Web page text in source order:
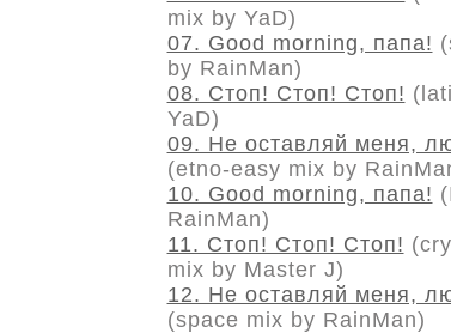
mix by YaD)
07. Good morning, папа!
by RainMan)
08. Стоп! Стоп! Стоп!
YaD)
09. Не оставляй меня,
(etno-easy mix by
10. Good morning, папа!
RainMan)
11. Стоп! Стоп! Стоп!
mix by Master J)
12. Не оставляй меня,
(space mix by RainMan)